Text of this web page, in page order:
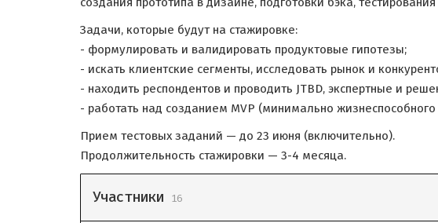
Задачи, которые будут на стажировке:
- формулировать и валидировать продуктовые гипотезы;
- искать клиентские сегменты, исследовать рынок и
- находить респондентов и проводить JTBD, экспертные и
- работать над созданием MVP (минимально
Прием тестовых заданий — до 23 июня (включительно).
Продолжительность стажировки — 3-4 месяца.
Участники 16